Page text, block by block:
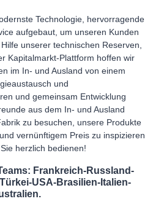
Technologie, hervorragende
aufgebaut, um unseren Kunden
unserer technischen Reserven,
Kapitalmarkt-Plattform hoffen wir
im In- und Ausland von einem
und
und gemeinsam Entwicklung
aus dem In- und Ausland
zu besuchen, unsere Produkte
vernünftigem Preis zu inspizieren
herzlich bedienen!
Frankreich-Russland-
USA-Brasilien-Italien-